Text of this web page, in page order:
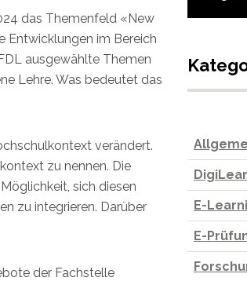
das Themenfeld «New
Entwicklungen im Bereich
ausgewählte Themen
Lehre. Was bedeutet das
verändert.
zu nennen. Die
sich diesen
zu integrieren. Darüber
der Fachstelle
E-
E-